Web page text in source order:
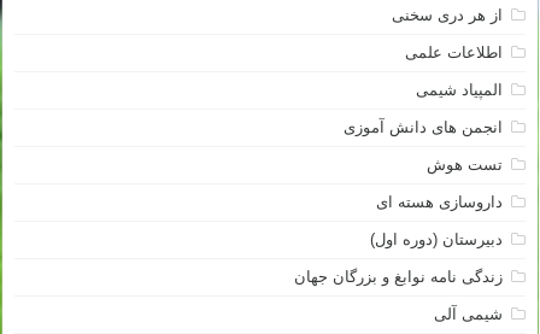
از هر دری سخنی
اطلاعات علمی
المپیاد شیمی
انجمن های دانش آموزی
تست هوش
داروسازی هسته ای
دبیرستان (دوره اول)
زندگی نامه نوابغ و بزرگان جهان
شیمی آلی